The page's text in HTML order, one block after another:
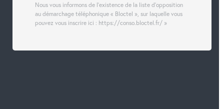
Nous vous informons de l'existence de la liste d'opposition
au démarchage téléphonique « Bloctel », sur laquelle vous
pouvez vous inscrire ici : https://conso.bloctel.fr/ »